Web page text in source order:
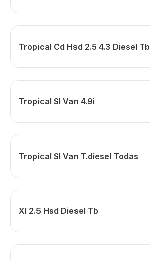
Tropical Cd Hsd 2.5 4.3 Diesel Tb
Tropical Sl Van 4.9i
Tropical Sl Van T.diesel Todas
Xl 2.5 Hsd Diesel Tb